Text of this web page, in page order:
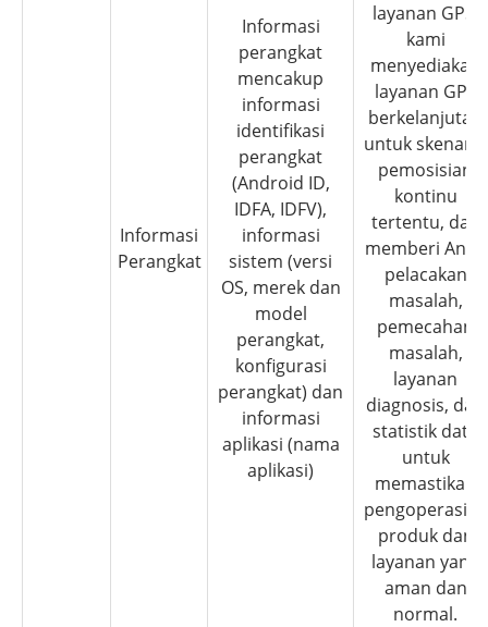
Informasi
Perangkat
Informasi
perangkat
mencakup
informasi
identifikasi
perangkat
(Android ID,
IDFA, IDFV),
informasi
sistem (versi
OS, merek dan
model
perangkat,
konfigurasi
perangkat) dan
informasi
aplikasi (nama
aplikasi)
layanan GPS,
kami
menyediakan
layanan GPS
berkelanjutan
untuk skenario
pemosisian
kontinu
tertentu, dan
memberi Anda
pelacakan
masalah,
pemecahan
masalah,
layanan
diagnosis, dan
statistik data
untuk
memastikan
pengoperasian
produk dan
layanan yang
aman dan
normal.